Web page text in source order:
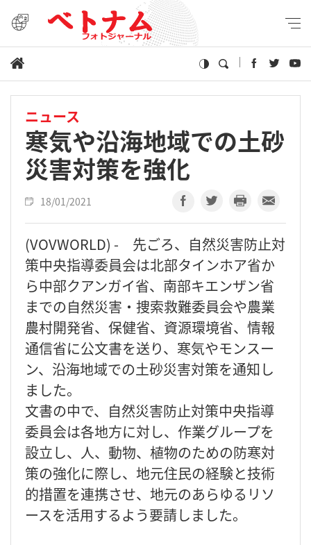
ニュース
寒気や沿海地域での土砂
災害対策を強化
18/01/2021
(VOVWORLD) - 先ごろ、自然災害防止対
策中央指導委員会は北部タインホア省か
ら中部クアンガイ省、南部キエンザン省
までの自然災害・捜索救難委員会や農業
農村開発省、保健省、資源環境省、情報
通信省に公文書を送り、寒気やモンスー
ン、沿海地域での土砂災害対策を通知し
ました。
文書の中で、自然災害防止対策中央指導
委員会は各地方に対し、作業グループを
設立し、人、動物、植物のための防寒対
策の強化に際し、地元住民の経験と技術
的措置を連携させ、地元のあらゆるリソ
ースを活用するよう要請しました。